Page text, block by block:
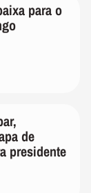
para o
de
presidente